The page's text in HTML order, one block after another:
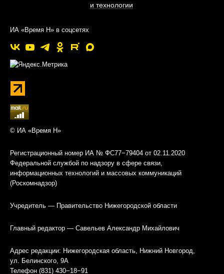
и технологии
ИА «Время Н» в соцсетях
© ИА «Время Н»
Регистрационный номер ИА № ФС77−79404 от 02.11.2020
Федеральной службой по надзору в сфере связи,
информационных технологий и массовых коммуникаций
(Роскомнадзор)
Учредитель — Правительство Нижегородской области
Главный редактор — Савельев Александр Михайлович
Адрес редакции: Нижегородская область, Нижний Новгород,
ул. Белинского, 9А
Телефон (831) 430−18−91